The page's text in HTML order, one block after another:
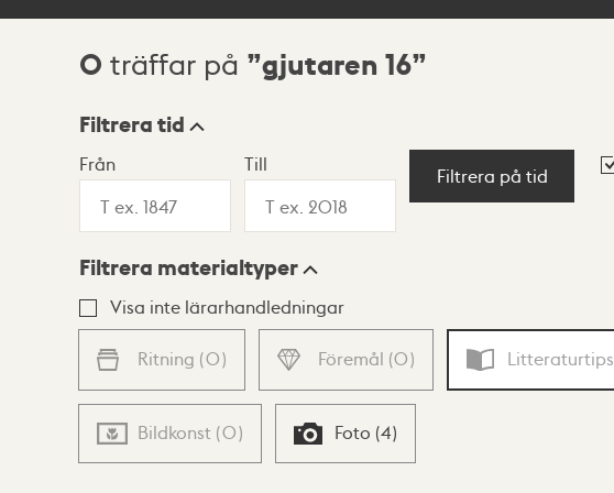
Sökresultat
0 träffar på gjutaren 16
Visningsläge
Lista Karta
Filtrera tid
Från Till
Filtrera på tid
Filtrera materialtyper
Visa inte lärarhandledningar
Ritning (0) Föremål (0) Litteraturtips
Bildkonst (0) Foto (4)